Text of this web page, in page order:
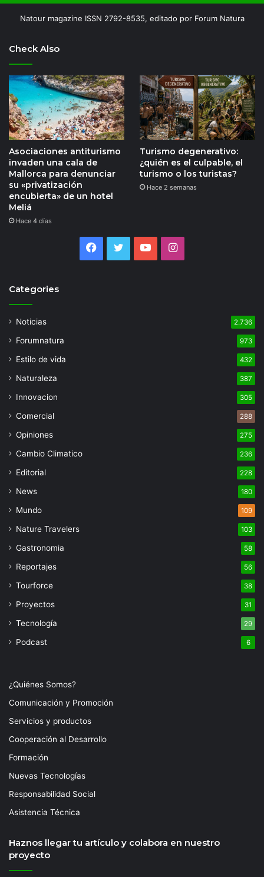
Natour magazine ISSN 2792-8535, editado por Forum Natura
Check Also
Asociaciones antiturismo
invaden una cala de
Mallorca para denunciar
su «privatización
encubierta» de un hotel
Meliá
Hace 4 días
Turismo degenerativo:
¿quién es el culpable, el
turismo o los turistas?
Hace 2 semanas
Facebook
TwitterYouTubeInstagram
Categories
Noticias 2.736
Forumnatura 973
Estilo de vida 432
Naturaleza 387
Innovacion 305
Comercial 288
Opiniones 275
Cambio Climatico 236
Editorial 228
News 180
Mundo 109
Nature Travelers 103
Gastronomia 58
Reportajes 56
Tourforce 38
Proyectos 31
Tecnología 29
Podcast 6
¿Quiénes Somos?
Comunicación y Promoción
Servicios y productos
Cooperación al Desarrollo
Formación
Nuevas Tecnologías
Responsabilidad Social
Asistencia Técnica
Haznos llegar tu artículo y colabora en nuestro
proyecto